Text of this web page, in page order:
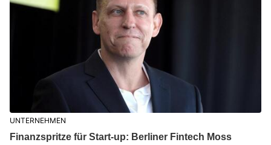
UNTERNEHMEN
Finanzspritze für Start-up: Berliner Fintech Moss